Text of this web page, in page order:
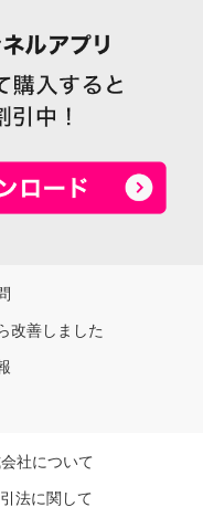
改善しました
社について
法に関して